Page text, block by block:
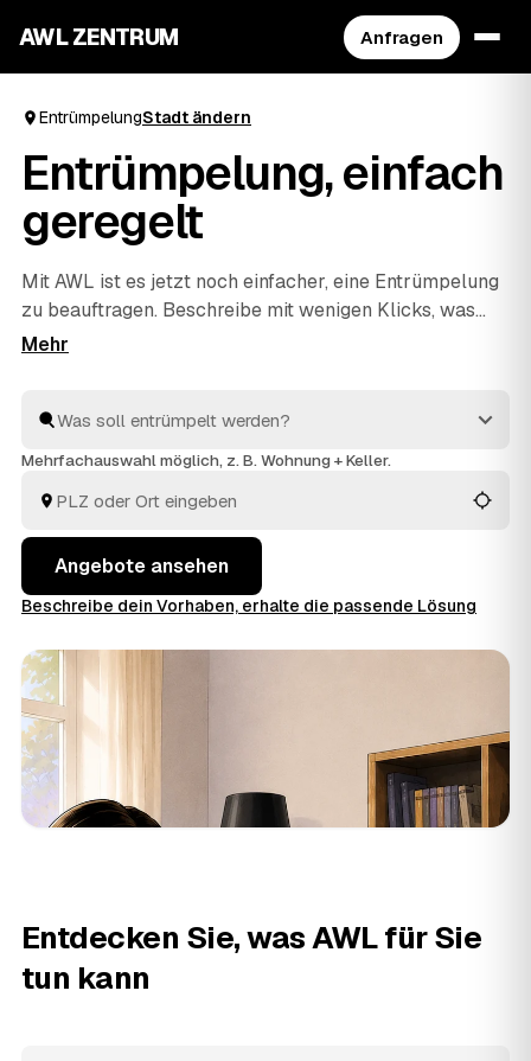
AWL ZENTRUM Anfragen
EntrümpelungStadt ändern
Entrümpelung, einfach
geregelt
Mit AWL ist es jetzt noch einfacher, eine Entrümpelung
zu beauftragen. Beschreibe mit wenigen Klicks, was
raus soll, und erhalte passende Festpreis-Angebote
– die Profis räumen schnell aus und entsorgen alles
fachgerecht. So ist dies die praktischste Art, deine
Mehrfachauswahl möglich, z. B. Wohnung + Keller.
Angebote ansehen
Beschreibe dein Vorhaben, erhalte die passende Lösung
Entdecken Sie, was AWL für Sie
tun kann